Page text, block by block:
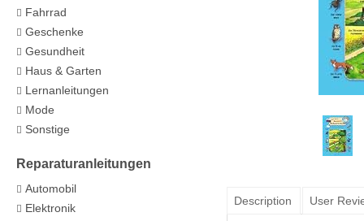
Description User
Fahrrad
Geschenke
Gesundheit
Haus & Garten
Lernanleitungen
Mode
Sonstige
Reparaturanleitungen
Automobil
Elektronik